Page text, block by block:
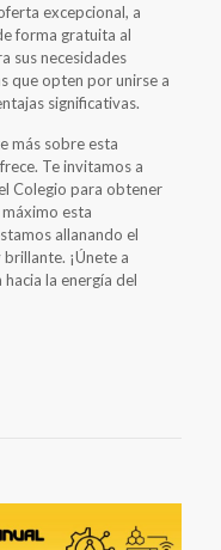
excepcional, a
forma gratuita al
sus necesidades
que opten por unirse a
significativas.
más sobre esta
Te invitamos a
Colegio para obtener
esta
allanando el
¡Únete a
la energía del